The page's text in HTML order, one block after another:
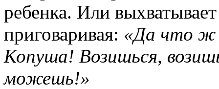
ребенка. Или
приговаривая: «Да что ж
Копуша! Возишься,
можешь!»